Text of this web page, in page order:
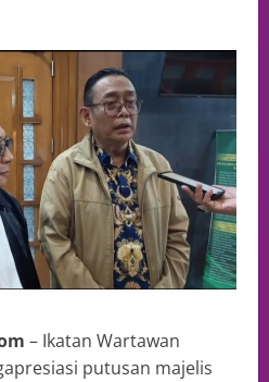
– Ikatan Wartawan
putusan majelis